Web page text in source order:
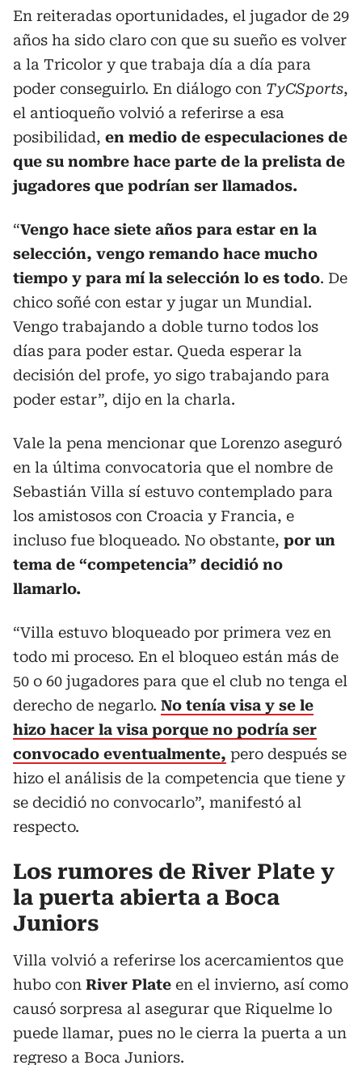
En reiteradas oportunidades, el jugador de 29
años ha sido claro con que su sueño es volver
a la Tricolor y que trabaja día a día para
poder conseguirlo. En diálogo con TyCSports,
el antioqueño volvió a referirse a esa
posibilidad, en medio de especulaciones de
que su nombre hace parte de la prelista de
jugadores que podrían ser llamados.
“Vengo hace siete años para estar en la
selección, vengo remando hace mucho
tiempo y para mí la selección lo es todo. De
chico soñé con estar y jugar un Mundial.
Vengo trabajando a doble turno todos los
días para poder estar. Queda esperar la
decisión del profe, yo sigo trabajando para
poder estar”, dijo en la charla.
Vale la pena mencionar que Lorenzo aseguró
en la última convocatoria que el nombre de
Sebastián Villa sí estuvo contemplado para
los amistosos con Croacia y Francia, e
incluso fue bloqueado. No obstante, por un
tema de “competencia” decidió no
llamarlo.
“Villa estuvo bloqueado por primera vez en
todo mi proceso. En el bloqueo están más de
50 o 60 jugadores para que el club no tenga el
derecho de negarlo. No tenía visa y se le
hizo hacer la visa porque no podría ser
convocado eventualmente, pero después se
hizo el análisis de la competencia que tiene y
se decidió no convocarlo”, manifestó al
respecto.
Los rumores de River Plate y
la puerta abierta a Boca
Juniors
Villa volvió a referirse los acercamientos que
hubo con River Plate en el invierno, así como
causó sorpresa al asegurar que Riquelme lo
puede llamar, pues no le cierra la puerta a un
regreso a Boca Juniors.